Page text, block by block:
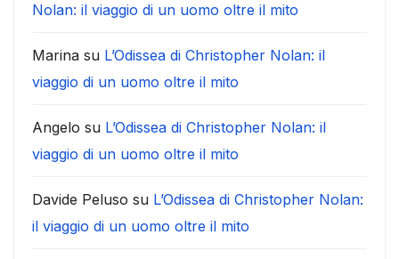
Nolan: il viaggio di un uomo oltre il mito
Marina su L’Odissea di Christopher Nolan: il
viaggio di un uomo oltre il mito
Angelo su L’Odissea di Christopher Nolan: il
viaggio di un uomo oltre il mito
Davide Peluso su L’Odissea di Christopher Nolan:
il viaggio di un uomo oltre il mito